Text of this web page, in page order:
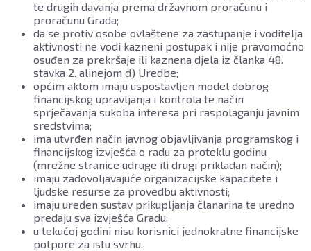
te drugih davanja prema državnom proračunu i
proračunu Grada;
da se protiv osobe ovlaštene za zastupanje i voditelja
aktivnosti ne vodi kazneni postupak i nije pravomoćno
osuđen za prekršaje ili kaznena djela iz članka 48.
stavka 2. alinejom d) Uredbe;
općim aktom imaju uspostavljen model dobrog
financijskog upravljanja i kontrola te način
sprječavanja sukoba interesa pri raspolaganju javnim
sredstvima;
ima utvrđen način javnog objavljivanja programskog i
financijskog izvješća o radu za proteklu godinu
(mrežne stranice udruge ili drugi prikladan način);
imaju zadovoljavajuće organizacijske kapacitete i
ljudske resurse za provedbu aktivnosti;
imaju uređen sustav prikupljanja članarina te uredno
predaju sva izvješća Gradu;
u tekućoj godini nisu korisnici jednokratne financijske
potpore za istu svrhu.